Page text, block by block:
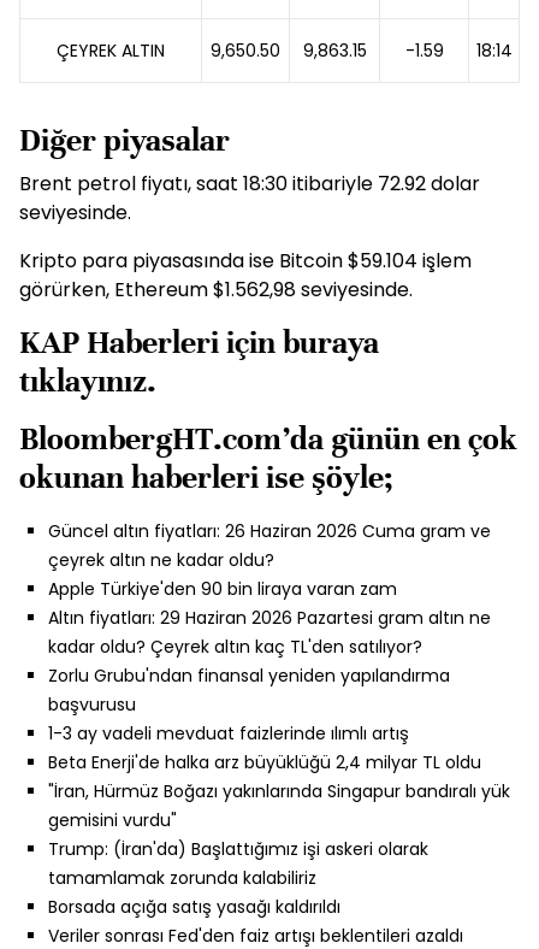
ÇEYREK ALTIN 9,650.50 9,863.15 -1.59 18:14
Diğer piyasalar
Brent petrol fiyatı, saat 18:30 itibariyle 72.92 dolar
seviyesinde.
Kripto para piyasasında ise Bitcoin $59.104 işlem
görürken, Ethereum $1.562,98 seviyesinde.
KAP Haberleri içinburaya
tıklayınız.
BloombergHT.com’da günün en çok
okunan haberleri ise şöyle;
Güncel altın fiyatları: 26 Haziran 2026 Cuma gram ve
çeyrek altın ne kadar oldu?
Apple Türkiye'den 90 bin liraya varan zam
Altın fiyatları: 29 Haziran 2026 Pazartesi gram altın ne
kadar oldu? Çeyrek altın kaç TL'den satılıyor?
Zorlu Grubu'ndan finansal yeniden yapılandırma
başvurusu
1-3 ay vadeli mevduat faizlerinde ılımlı artış
Beta Enerji'de halka arz büyüklüğü 2,4 milyar TL oldu
"İran, Hürmüz Boğazı yakınlarında Singapur bandıralı yük
gemisini vurdu"
Trump: (İran'da) Başlattığımız işi askeri olarak
tamamlamak zorunda kalabiliriz
Borsada açığa satış yasağı kaldırıldı
Veriler sonrası Fed'den faiz artışı beklentileri azaldı